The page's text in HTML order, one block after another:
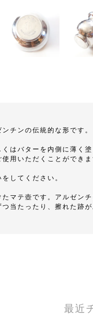
チンの伝統的な形です。
はバターを内側に薄く
用いただくことができま
してください。
マテ壺です。アルゼン
当たったり、擦れた跡
最近